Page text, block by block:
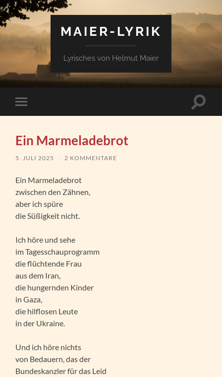
MAIER-LYRIK
Lyrisches von Helmut Maier
Mobile-
Menü
Ein Marmeladebrot
5. JULI 2025 / 2 KOMMENTARE
Ein Marmeladebrot
zwischen den Zähnen,
aber ich spüre
die Süßigkeit nicht.
Ich höre und sehe
im Tagesschauprogramm
die flüchtende Frau
aus dem Iran,
die hungernden Kinder
in Gaza,
die hilflosen Leute
in der Ukraine.
Und ich höre nichts
von Bedauern, das der
Bundeskanzler für das Leid